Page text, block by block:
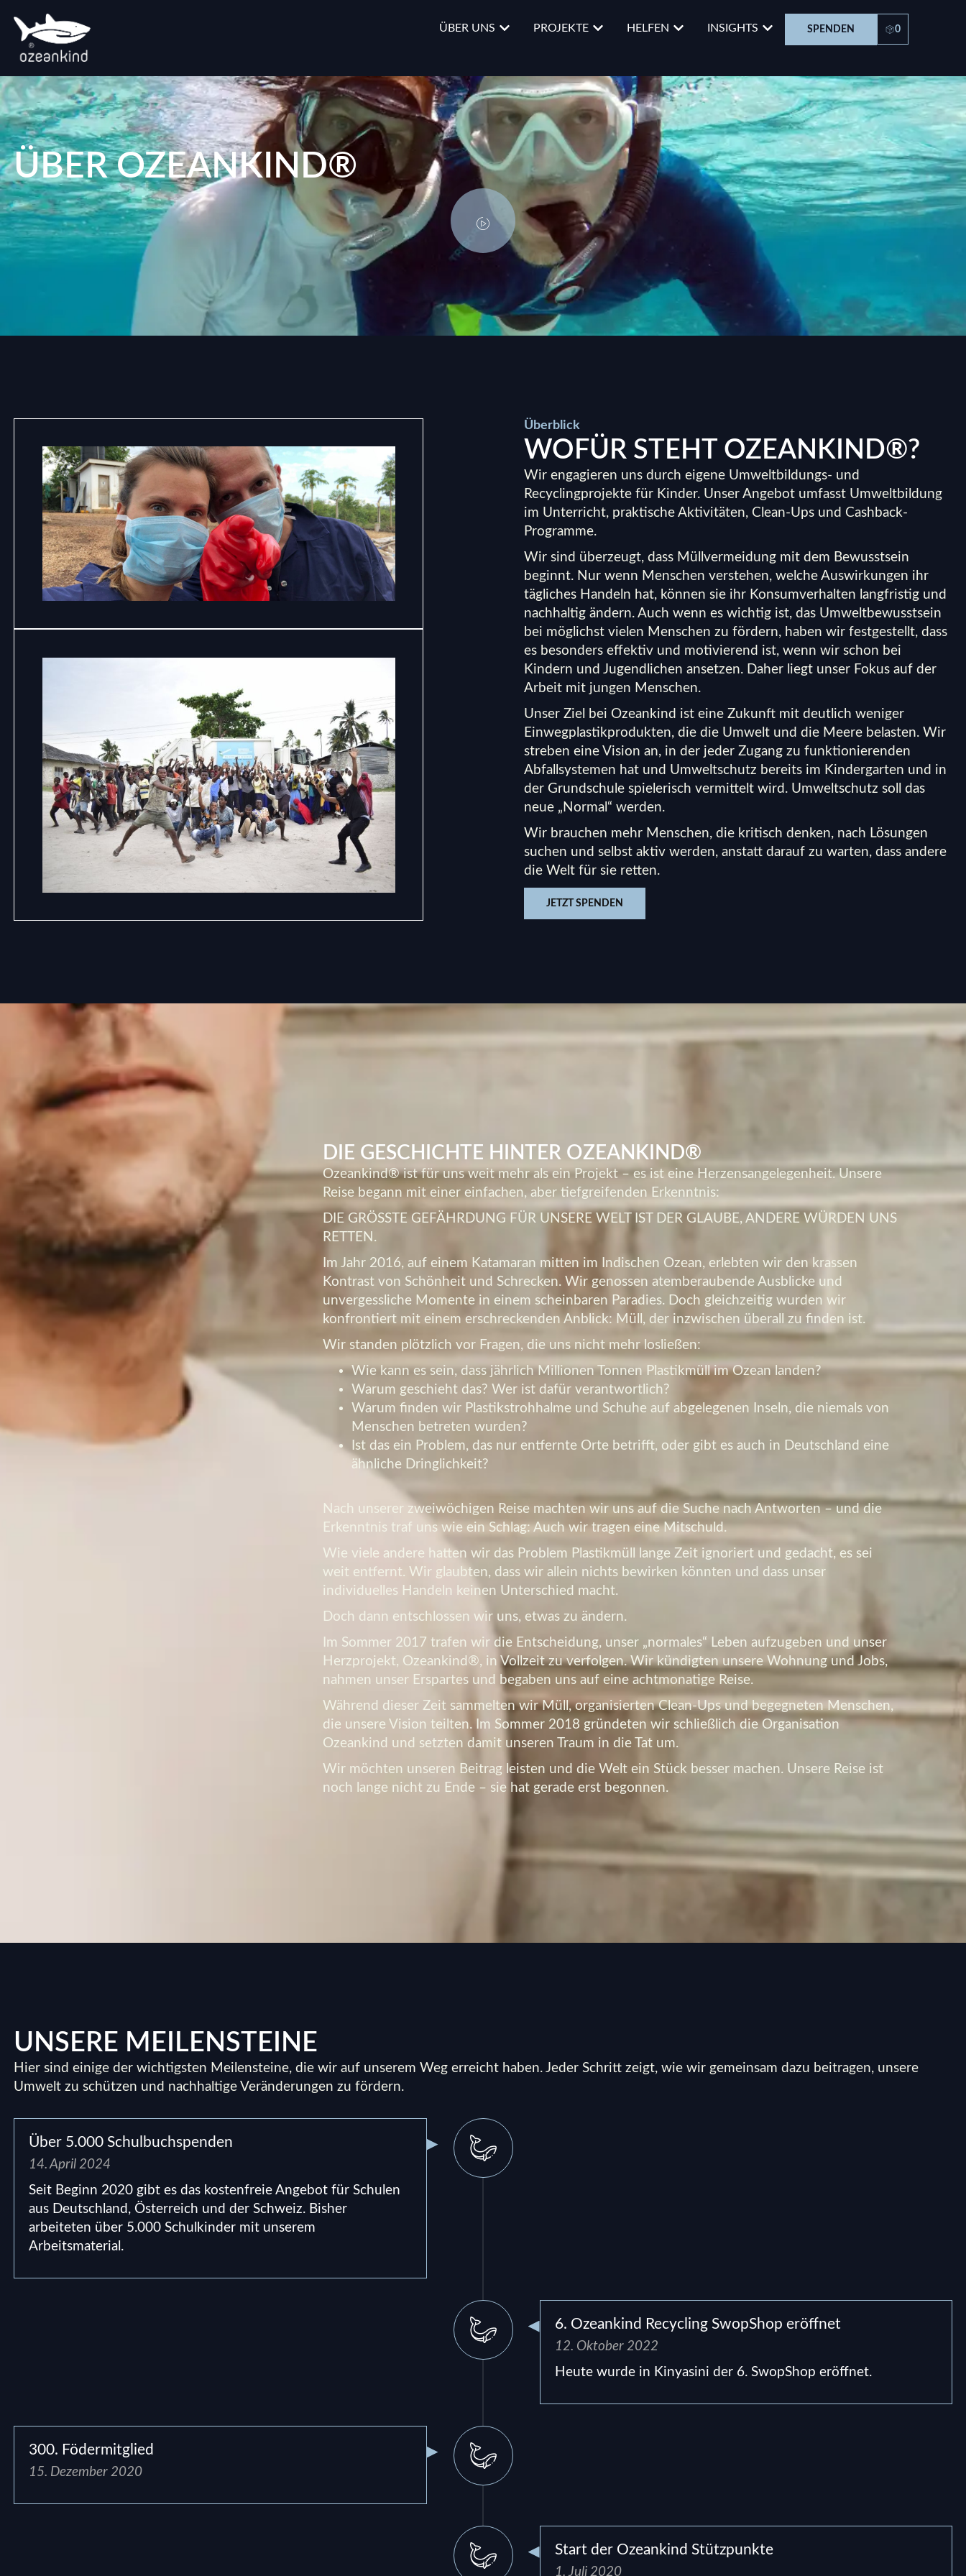
ÜBER UNS PROJEKTE HELFEN INSIGHTS SPENDEN 0
ÜBER OZEANKIND®
Überblick
WOFÜR STEHT OZEANKIND®?
Wir engagieren uns durch eigene Umweltbildungs- und
Recyclingprojekte für Kinder. Unser Angebot umfasst Umweltbildung
im Unterricht, praktische Aktivitäten, Clean-Ups und Cashback-
Programme.
Wir sind überzeugt, dass Müllvermeidung mit dem Bewusstsein
beginnt. Nur wenn Menschen verstehen, welche Auswirkungen ihr
tägliches Handeln hat, können sie ihr Konsumverhalten langfristig und
nachhaltig ändern. Auch wenn es wichtig ist, das Umweltbewusstsein
bei möglichst vielen Menschen zu fördern, haben wir festgestellt, dass
es besonders effektiv und motivierend ist, wenn wir schon bei
Kindern und Jugendlichen ansetzen. Daher liegt unser Fokus auf der
Arbeit mit jungen Menschen.
Unser Ziel bei Ozeankind ist eine Zukunft mit deutlich weniger
Einwegplastikprodukten, die die Umwelt und die Meere belasten. Wir
streben eine Vision an, in der jeder Zugang zu funktionierenden
Abfallsystemen hat und Umweltschutz bereits im Kindergarten und in
der Grundschule spielerisch vermittelt wird. Umweltschutz soll das
neue „Normal“ werden.
Wir brauchen mehr Menschen, die kritisch denken, nach Lösungen
suchen und selbst aktiv werden, anstatt darauf zu warten, dass andere
die Welt für sie retten.
JETZT SPENDEN
DIE GESCHICHTE HINTER OZEANKIND®
Ozeankind® ist für uns weit mehr als ein Projekt – es ist eine Herzensangelegenheit. Unsere
Reise begann mit einer einfachen, aber tiefgreifenden Erkenntnis:
DIE GRÖSSTE GEFÄHRDUNG FÜR UNSERE WELT IST DER GLAUBE, ANDERE WÜRDEN UNS
RETTEN.
Im Jahr 2016, auf einem Katamaran mitten im Indischen Ozean, erlebten wir den krassen
Kontrast von Schönheit und Schrecken. Wir genossen atemberaubende Ausblicke und
unvergessliche Momente in einem scheinbaren Paradies. Doch gleichzeitig wurden wir
konfrontiert mit einem erschreckenden Anblick: Müll, der inzwischen überall zu finden ist.
Wir standen plötzlich vor Fragen, die uns nicht mehr losließen:
Wie kann es sein, dass jährlich Millionen Tonnen Plastikmüll im Ozean landen?
Warum geschieht das? Wer ist dafür verantwortlich?
Warum finden wir Plastikstrohhalme und Schuhe auf abgelegenen Inseln, die niemals von
Menschen betreten wurden?
Ist das ein Problem, das nur entfernte Orte betrifft, oder gibt es auch in Deutschland eine
ähnliche Dringlichkeit?
Nach unserer zweiwöchigen Reise machten wir uns auf die Suche nach Antworten – und die
Erkenntnis traf uns wie ein Schlag: Auch wir tragen eine Mitschuld.
Wie viele andere hatten wir das Problem Plastikmüll lange Zeit ignoriert und gedacht, es sei
weit entfernt. Wir glaubten, dass wir allein nichts bewirken könnten und dass unser
individuelles Handeln keinen Unterschied macht.
Doch dann entschlossen wir uns, etwas zu ändern.
Im Sommer 2017 trafen wir die Entscheidung, unser „normales“ Leben aufzugeben und unser
Herzprojekt, Ozeankind®, in Vollzeit zu verfolgen. Wir kündigten unsere Wohnung und Jobs,
nahmen unser Erspartes und begaben uns auf eine achtmonatige Reise.
Während dieser Zeit sammelten wir Müll, organisierten Clean-Ups und begegneten Menschen,
die unsere Vision teilten. Im Sommer 2018 gründeten wir schließlich die Organisation
Ozeankind und setzten damit unseren Traum in die Tat um.
Wir möchten unseren Beitrag leisten und die Welt ein Stück besser machen. Unsere Reise ist
noch lange nicht zu Ende – sie hat gerade erst begonnen.
UNSERE MEILENSTEINE
Hier sind einige der wichtigsten Meilensteine, die wir auf unserem Weg erreicht haben. Jeder Schritt zeigt, wie wir gemeinsam dazu beitragen, unsere
Umwelt zu schützen und nachhaltige Veränderungen zu fördern.
Über 5.000 Schulbuchspenden
14. April 2024
Seit Beginn 2020 gibt es das kostenfreie Angebot für Schulen
aus Deutschland, Österreich und der Schweiz. Bisher
arbeiteten über 5.000 Schulkinder mit unserem
Arbeitsmaterial.
6. Ozeankind Recycling SwopShop eröffnet
12. Oktober 2022
Heute wurde in Kinyasini der 6. SwopShop eröffnet.
300. Födermitglied
15. Dezember 2020
Start der Ozeankind Stützpunkte
1. Juli 2020